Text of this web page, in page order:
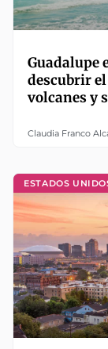
Guadalupe
descubrir
volcanes y
Claudia Franco
ESTADOS